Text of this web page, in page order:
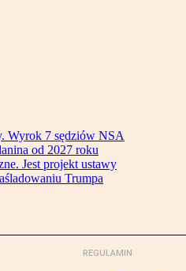
Wyrok 7 sędziów NSA
od 2027 roku
Jest projekt ustawy
Trumpa
REGULAMIN